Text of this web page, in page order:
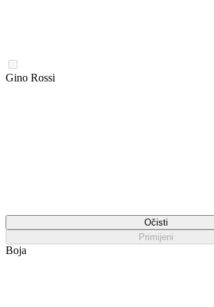
Gino Rossi
Očisti
Primijeni
Boja